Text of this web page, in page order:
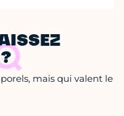
mais qui valent le